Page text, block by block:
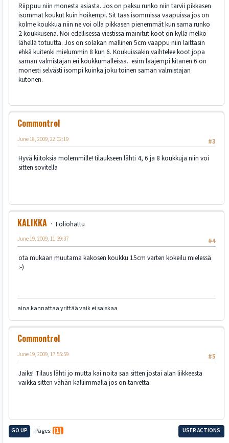
Riippuu niin monesta asiasta. Jos on paksu runko niin tarvii pikkasen
isommat koukut kuin hoikempi. Sit taas isommissa vaapuissa jos on
kolme koukkua niin ne voi olla pikkasen pienemmät kun sama runko
2 koukkusena. Noi edellisessa viestissä mainitut koot on kyllä melko
lähellä totuutta. Jos on solakan mallinen 5cm vaappu niin laittasin
ehkä kuitenki mielummin 8 kun 6. Koukuissakin vaihtelee koot jopa
saman valmistajan eri koukkumalleissa.. esim laajempi kitanen 6 on
monesti selvästi isompi kuinka joku toinen saman valmistajan
kutonen.
Commontrol
#3
June 18, 2009, 22:02:19
Hyvä kiitoksia molemmille! tilaukseen lähti 4, 6 ja 8 koukkuja niin voi
sitten sovitella
KALIKKA
Foliohattu
#4
June 19, 2009, 11:39:37
ota mukaan muutama kakosen koukku 15cm varten kokeilu mielessä
:-)
aina kannattaa yrittää vaik ei saiskaa
Commontrol
#5
June 19, 2009, 17:55:59
Jaiks! Tilaus lähti jo mutta kai noita saa sitten jostai alan liikkeesta
vaikka sitten vähän kalliimmalla jos on tarvetta
GO UP Pages 1 USER ACTIONS